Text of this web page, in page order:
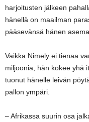
harjoitusten jälkeen
hänellä on maailman
pääsevänsä hänen
Vaikka Nimely ei tienaa
miljoonia, hän kokee yhä
tuonut hänelle leivän
pallon ympäri.
– Afrikassa suurin osa